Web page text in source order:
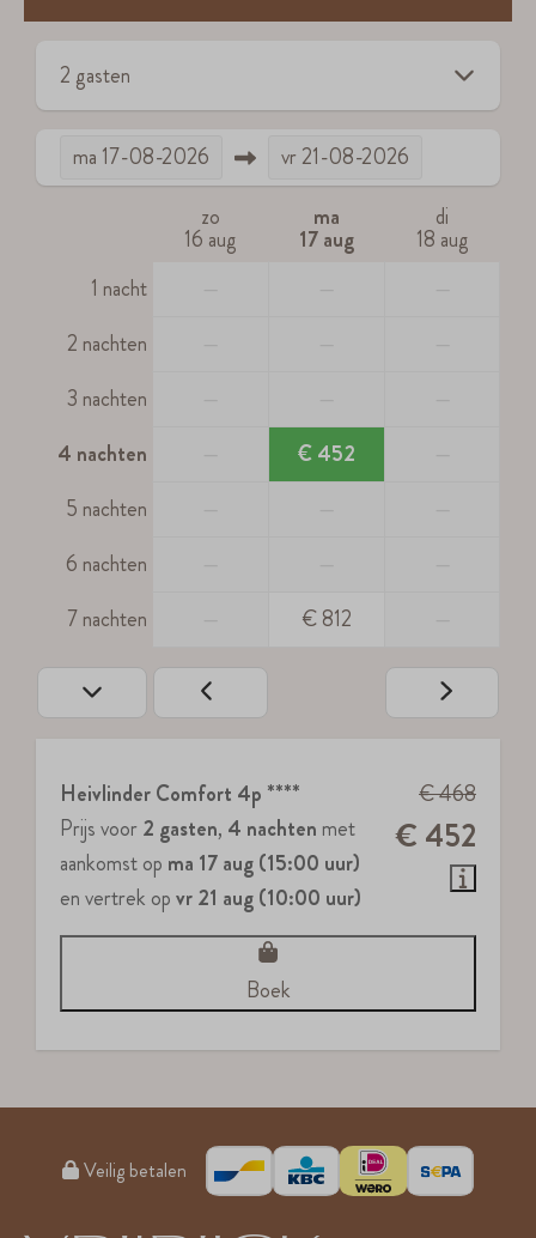
2 gasten
ma 17-08-2026 vr21-08-2026
zo
16 aug
ma
17 aug
di
18 aug
1 nacht
2 nachten
3 nachten
4 nachten
€ 452
5 nachten
6 nachten
7 nachten
€ 812
€ 468
€ 452
Heivlinder Comfort 4p ****
Prijs voor2 gasten, 4 nachten met
aankomst op ma 17 aug (15:00 uur)
en vertrek opvr 21 aug (10:00 uur)
Boek
Veilig betalen